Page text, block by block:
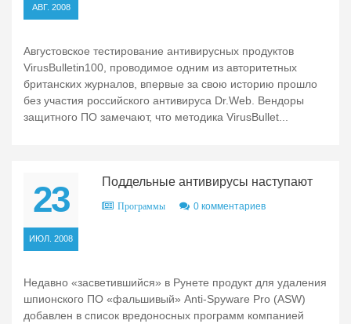
АВГ. 2008
Августовское тестирование антивирусных продуктов
VirusBulletin100, проводимое одним из авторитетных
британских журналов, впервые за свою историю прошло
без участия российского антивируса Dr.Web. Вендоры
защитного ПО замечают, что методика VirusBullet...
23
ИЮЛ. 2008
Поддельные антивирусы наступают
Программы 0 комментариев
Недавно «засветившийся» в Рунете продукт для удаления
шпионского ПО «фальшивый» Anti-Spyware Pro (ASW)
добавлен в список вредоносных программ компанией